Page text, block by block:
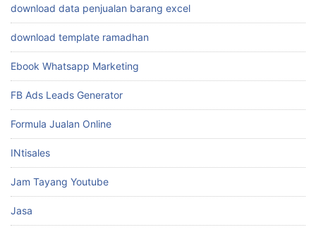
download data penjualan barang excel
download template ramadhan
Ebook Whatsapp Marketing
FB Ads Leads Generator
Formula Jualan Online
INtisales
Jam Tayang Youtube
Jasa